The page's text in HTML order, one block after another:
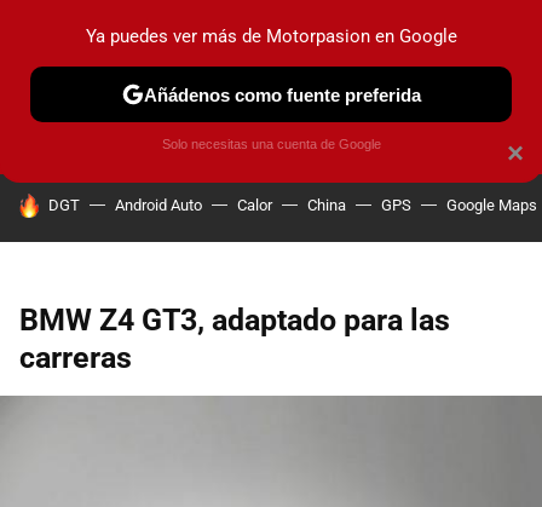
PRUEBAS COCHES ELÉCTRICOS OBSERVATORIO
HOY SE HABLA DE
DGT Android Auto Calor China GPS Google Maps
BMW Z4 GT3, adaptado para las
carreras
×
Ya puedes ver más de Motorpasion en Google
Añádenos como fuente preferida
Solo necesitas una cuenta de Google